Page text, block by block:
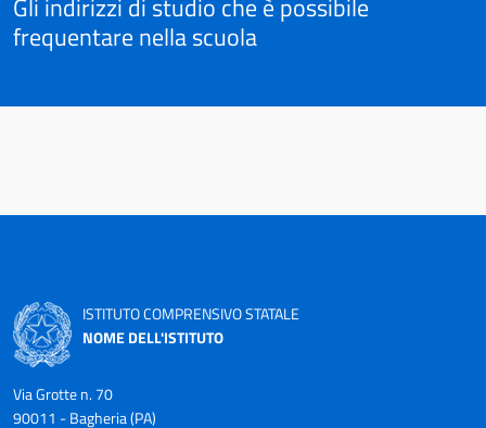
Gli indirizzi di studio che è possibile
frequentare nella scuola
ISTITUTO COMPRENSIVO STATALE
NOME DELL'ISTITUTO
Via Grotte n. 70
90011 - Bagheria (PA)